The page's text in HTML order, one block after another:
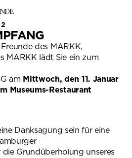
des MARKK,
MARKK lädt Sie ein zum
am Mittwoch, den 11. Januar
Museums-Restaurant
Danksagung sein für eine
Grundüberholung unseres